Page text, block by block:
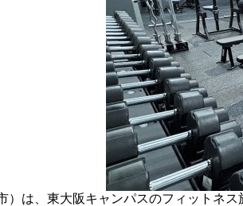
）は、東大阪キャンパスのフィットネ